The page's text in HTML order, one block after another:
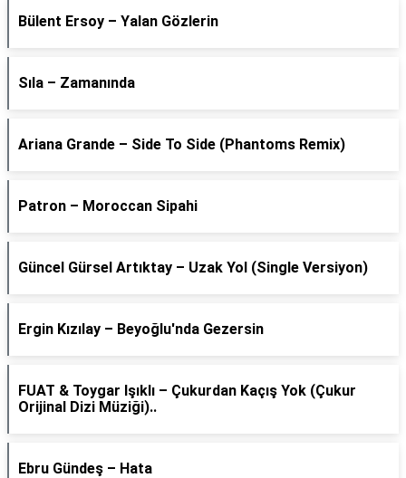
Bülent Ersoy – Yalan Gözlerin
Sıla – Zamanında
Ariana Grande – Side To Side (Phantoms Remix)
Patron – Moroccan Sipahi
Güncel Gürsel Artıktay – Uzak Yol (Single Versiyon)
Ergin Kızılay – Beyoğlu'nda Gezersin
FUAT & Toygar Işıklı – Çukurdan Kaçış Yok (Çukur
Orijinal Dizi Müziği)..
Ebru Gündeş – Hata